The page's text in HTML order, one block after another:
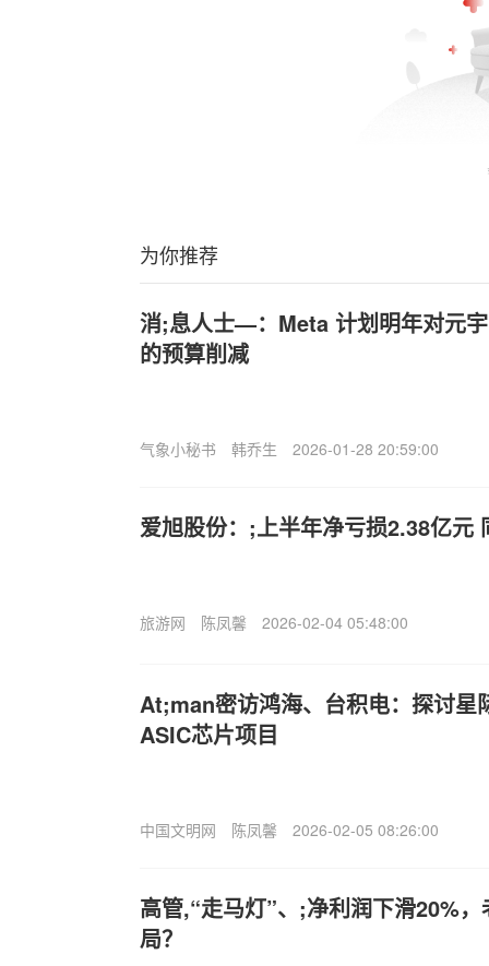
为你推荐
消;息人士—：Meta 计划明年对元
的预算削减
气象小秘书 韩乔生 2026-01-28 20:59:00
爱旭股份：;上半年净亏损2.38亿元
旅游网 陈凤馨 2026-02-04 05:48:00
At;man密访鸿海、台积电：探讨星
ASIC芯片项目
中国文明网 陈凤馨 2026-02-05 08:26:00
高管,“走马灯”、;净利润下滑20%
局？